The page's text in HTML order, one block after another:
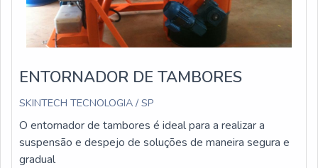
ENTORNADOR DE TAMBORES
SKINTECH TECNOLOGIA / SP
O entornador de tambores é ideal para a realizar a
suspensão e despejo de soluções de maneira segura e
gradual